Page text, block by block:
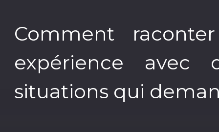
Comment
expérience avec
situations qui